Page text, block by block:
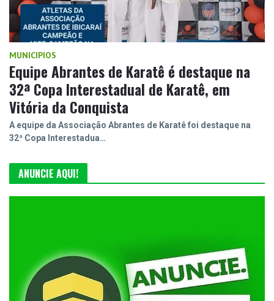
MUNICIPIOS
Equipe Abrantes de Karatê é destaque na
32ª Copa Interestadual de Karatê, em
Vitória da Conquista
A equipe da Associação Abrantes de Karatê foi destaque na
32ª Copa Interestadua…
ANUNCIE AQUI!